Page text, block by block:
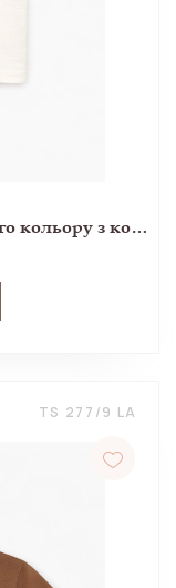
Базова жіноча футболка молочного кольору з контрастною синьою окантовкою
TS 277/9 LA